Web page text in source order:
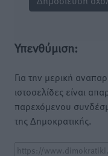
Υπενθύμιση:
Για την μερική
ιστοσελίδες είναι
παρεχόμενου
της Δημοκρατικής.